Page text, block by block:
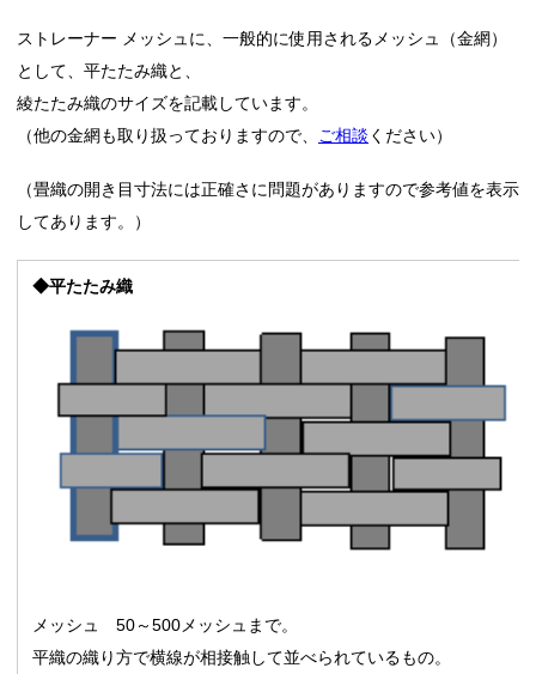
ストレーナー メッシュに、一般的に使用されるメッシュ（金網）
として、平たたみ織と、
綾たたみ織のサイズを記載しています。
（他の金網も取り扱っておりますので、
ご相談 ください）
（畳織の開き目寸法には正確さに問題がありますので参考値を表示
してあります。）
◆平たたみ織
メッシュ 50～500メッシュまで。
平織の織り方で横線が相接触して並べられているもの。